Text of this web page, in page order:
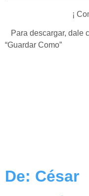
¡
Para descargar, dale
“Guardar Como”
De: César